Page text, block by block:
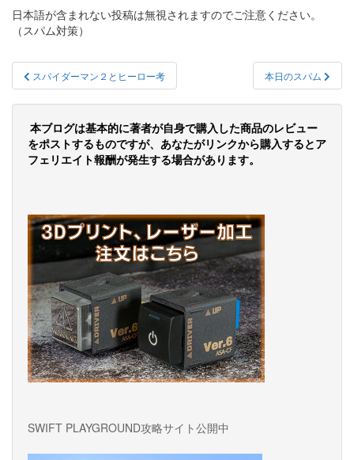
日本語が含まれない投稿は無視されますのでご注意ください。
（スパム対策）
投
稿
ナ
ビ
シ
ョ
ン
スパイダーマン２とヒーロー考 本日のスパム
本ブログは基本的に著者が自身で購入した商品のレビュー
をポストするものですが、あなたがリンクから購入するとア
フェリエイト報酬が発生する場合があります。
SWIFT PLAYGROUND攻略サイト公開中